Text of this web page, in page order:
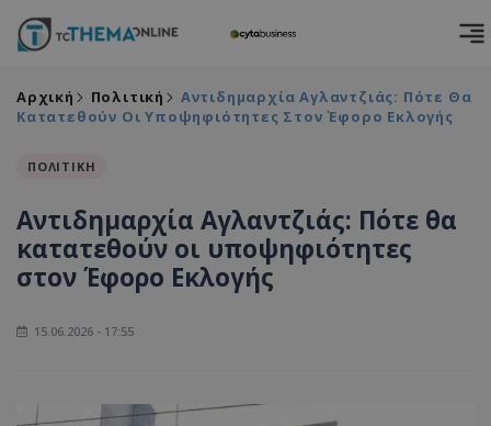
Αρχική Πολιτική
Αντιδημαρχία Αγλαντζιάς: Πότε Θα
Κατατεθούν Οι Υποψηφιότητες Στον Έφορο Εκλογής
ΠΟΛΙΤΙΚΗ
Αντιδημαρχία Αγλαντζιάς: Πότε θα
κατατεθούν οι υποψηφιότητες
στον Έφορο Εκλογής
15.06.2026 - 17:55